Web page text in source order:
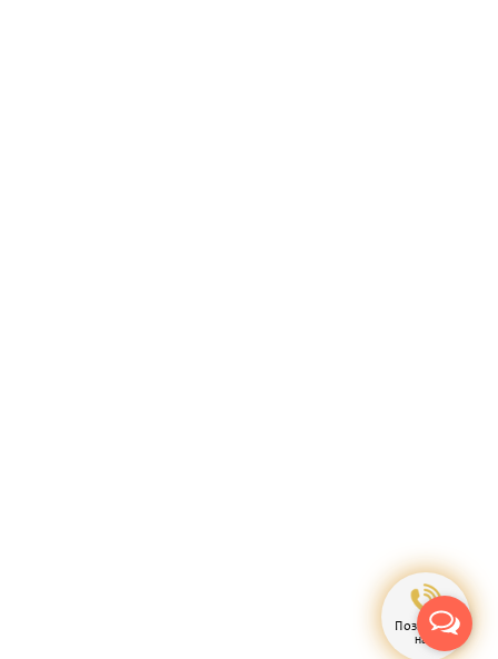
Позвонить
нам